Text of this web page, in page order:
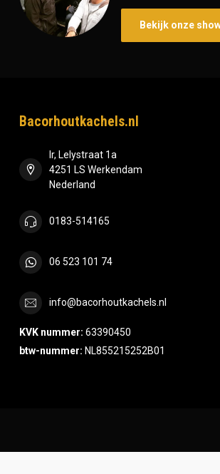
Bekijk onze
Bacorhoutkachels.nl
Ir, Lelystraat 1a
4251 LS Werkendam
Nederland
0183-514165
06 523 101 74
info@bacorhoutkachels.nl
KVK nummer: 63390450
btw-nummer: NL855215252B01